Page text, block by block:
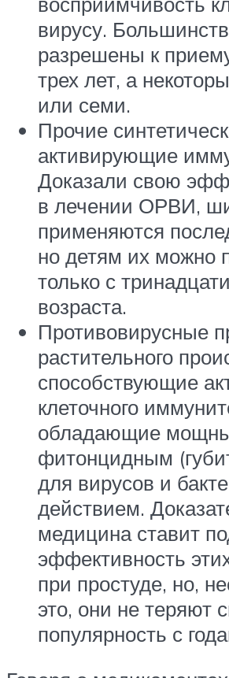
вирусу.
разрешены к
трех лет, а
или семи.
Прочие
активирующие
Доказали свою
в лечении ОРВИ,
применяются
но детям их можно
только с
возраста.
Противовирусные
растительного
способствующие
клеточного
обладающие
фитонцидным
для вирусов и
действием.
медицина ставит
эффективность
при простуде, но,
это, они не теряют
популярность с